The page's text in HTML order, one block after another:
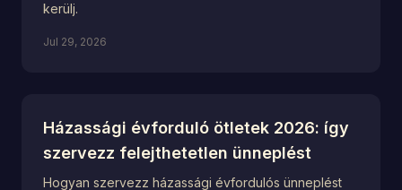
kerülj.
Jul 29, 2026
Házassági évforduló ötletek 2026: így
szervezz felejthetetlen ünneplést
Hogyan szervezz házassági évfordulós ünneplést